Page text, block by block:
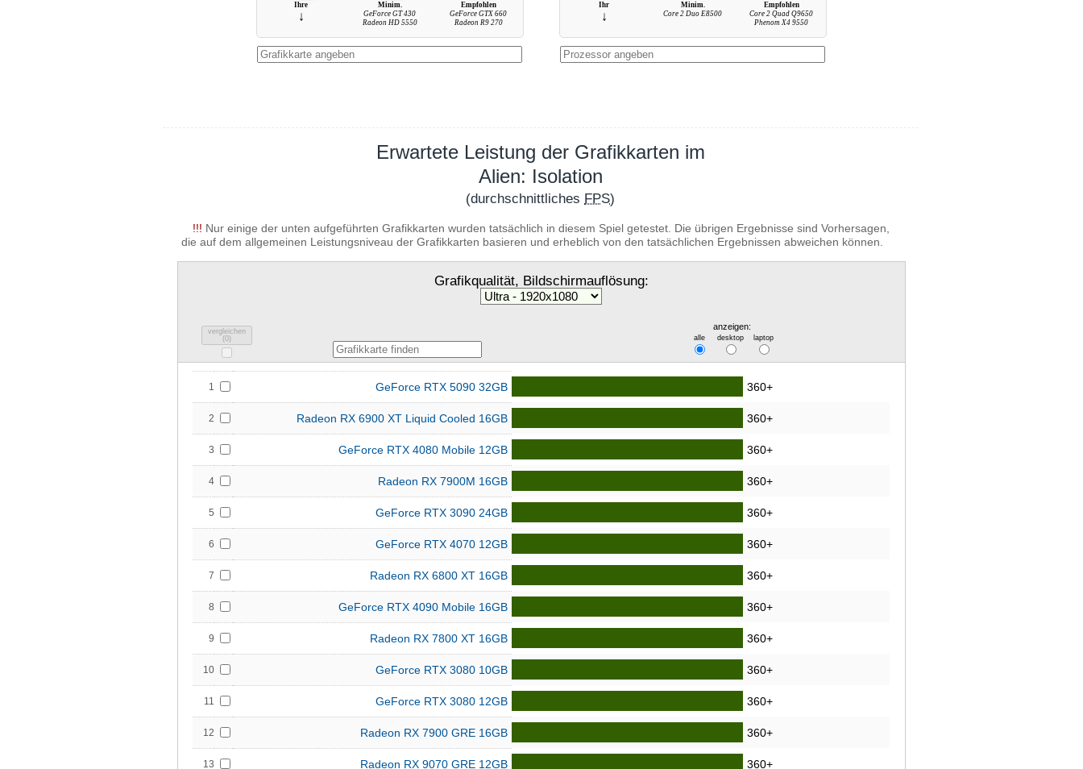
Ihre
↓
Minim.
GeForce GT 430
Radeon HD 5550
Empfohlen
GeForce GTX 660
Radeon R9 270
Ihr
↓
Minim.
Core 2 Duo E8500
Empfohlen
Core 2 Quad Q9650
Phenom X4 9550
Erwartete Leistung der Grafikkarten im
Alien: Isolation
(durchschnittliches FPS)
!!! Nur einige der unten aufgeführten Grafikkarten wurden tatsächlich in diesem Spiel getestet. Die übrigen Ergebnisse sind Vorhersagen,
die auf dem allgemeinen Leistungsniveau der Grafikkarten basieren und erheblich von den tatsächlichen Ergebnissen abweichen können.
Grafikqualität, Bildschirmauflösung:
vergleichen
(0)
anzeigen:
alle desktop laptop
1 GeForce RTX 5090 32GB 360+
2 Radeon RX 6900 XT Liquid Cooled 16GB 360+
3 GeForce RTX 4080 Mobile 12GB 360+
4 Radeon RX 7900M 16GB 360+
5 GeForce RTX 3090 24GB 360+
6 GeForce RTX 4070 12GB 360+
7 Radeon RX 6800 XT 16GB 360+
8 GeForce RTX 4090 Mobile 16GB 360+
9 Radeon RX 7800 XT 16GB 360+
10 GeForce RTX 3080 10GB 360+
11 GeForce RTX 3080 12GB 360+
12 Radeon RX 7900 GRE 16GB 360+
13 Radeon RX 9070 GRE 12GB 360+